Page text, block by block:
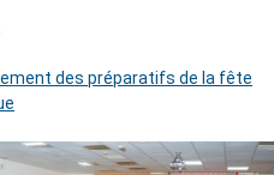
des préparatifs de la fête